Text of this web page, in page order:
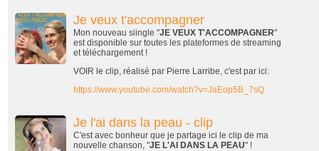
Je veux t'accompagner
Mon nouveau siingle "JE VEUX T'ACCOMPAGNER"
est disponible sur toutes les plateformes de streaming
et téléchargement !
VOIR le clip, réalisé par Pierre Larribe, c'est par ici:
https://www.youtube.com/watch?v=JaEop5B_7sQ
Je l'ai dans la peau - clip
C'est avec bonheur que je partage ici le clip de ma
nouvelle chanson, "JE L'AI DANS LA PEAU" !